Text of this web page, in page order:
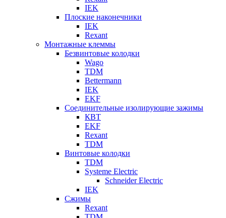
IEK
Плоские наконечники
IEK
Rexant
Монтажные клеммы
Безвинтовые колодки
Wago
TDM
Bettermann
IEK
EKF
Соединительные изолирующие зажимы
КВТ
EKF
Rexant
TDM
Винтовые колодки
TDM
Systeme Electric
Schneider Electric
IEK
Сжимы
Rexant